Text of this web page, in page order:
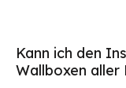
Kann ich den
Wallboxen aller